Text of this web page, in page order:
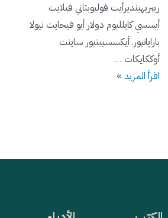
ريبريهينديرأيت فوليوبتاتي فيلايت
أيسسي كايلليوم دولار أيو فيجايت نيولا
باراياتيور. أيكسسيبتيور ساينت
أوككايكات …
اقرأ المزيد »